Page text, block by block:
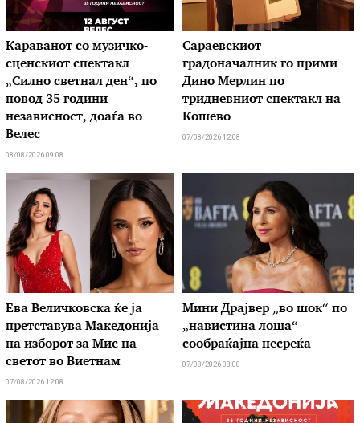
Караванот со музичкo-
сценскиот спектакл
„Силно светнал ден“, по
повод 35 години
независност, доаѓа во
Велес
08/08/2026 09:08
Сараевскиот
градоначалник го прими
Дино Мерлин по
тридневниот спектакл на
Кошево
07/08/2026 12:08
Ева Величковска ќе ја
претставува Македонија
на изборот за Мис на
светот во Виетнам
07/08/2026 12:08
Мини Драјвер „во шок“ по
„навистина лоша“
сообраќајна несреќа
07/08/2026 08:08